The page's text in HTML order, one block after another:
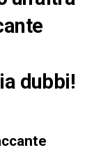
dubbi!